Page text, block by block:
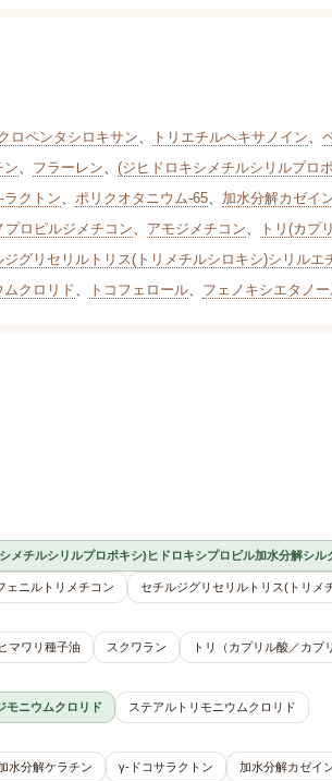
ロペンタシロキサン、 トリエチルヘキサノイン、
ン、 フラーレン、 (ジヒドロキシメチルシリルプロ
ラクトン、 ポリクオタニウム-65、 加水分解カゼイ
プロピルジメチコン、 アモジメチコン、 トリ(カプ
ジグリセリルトリス(トリメチルシロキシ)シリルエ
ムクロリド、 トコフェロール、 フェノキシエタノ
メチルシリルプロポキシ)ヒドロキシプロピル加水分解シル
ェニルトリメチコン
セチルジグリセリルトリス(トリメ
ヒマワリ種子油 スクワラン
トリ（カプリル酸／カプ
モニウムクロリド
ステアルトリモニウムクロリド
水分解ケラチン γ-ドコサラクトン 加水分解カゼイ